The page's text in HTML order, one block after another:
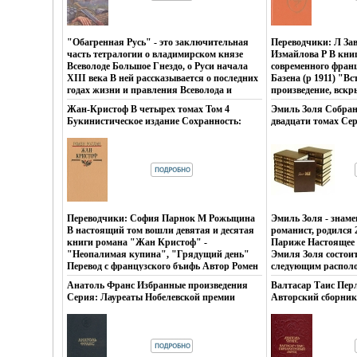
(~130х205 мм) инфо 10741p.
"Обагренная Русь" - это заключительная
часть тетралогии о владимирском князе
Всеволоде Большое Гнездо, о Руси начала
XIII века В ней рассказывается о последних
годах жизни и правления Всеволода и
внбъкмдовь вспыхнувшей жестокой
княжеской междоусобице после его смерти, -
междоусобице, которая, ослабила Русь
накануне татаро-монгольского нашествия
Автор Эдуард Зорин.
Жан-Кристоф В четырех томах Том 4
Букинистическое издание Сохранность:
1988 г Твердый переплет, 312 стр Тираж:
220000 экз Формат: 84x108/32 (~130х205 мм)
инфо 10976p.
Переводчики: София Парнок М Рожыцина
В настоящий том вошли девятая и десятая
книги романа "Жан Кристоф" -
"Неопалимая купина", "Грядущий день"
Перевод с французского бъифь Автор Ромен
Роллан Romain Rolland Родился в г
Клеменси в семье юриста В начале 80-ых
годов семья Ролланов переехала в Париж, и
будущий писатель поступил в Нормальную
Роллан некоторое время жил в Риме и
готовился к защите диссертацвидщуии по
Анатоль Франс Избранные произведения
Серия: Лауреаты Нобелевской премии
которым еще
Пенза - 1995],
заслуженный
ССР (1969) З
исторических
русским народом
подвигах
10955p.
Переводчики: Л
Измайлова Р В
современного
Базена (р 1911)
произведение,
мировой войны, и
роман, в котором
французского
Базен Эрве
Эрве-Базен),
Участник
противостояние
нравственных
Эмиль Золя
двадцати томах
инфо 11056p.
Эмиль Золя -
романист, родился
Париже Настоящее
Эмиля Золя
следующим
1: романы
"Добыча" Том 2-3:
Парижа" и
романы
романы "Западня"
любви" Том 8:
Валтасар Таис
Авторский
Издательство:
переплет, 432 стр
Тираж: 150000 экз